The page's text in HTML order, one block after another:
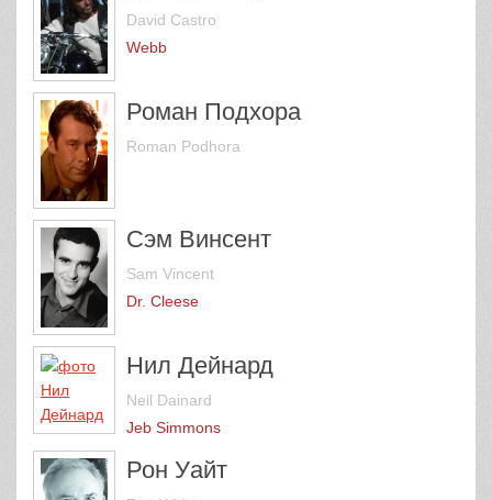
David Castro
Webb
Роман Подхора
Roman Podhora
Сэм Винсент
Sam Vincent
Dr. Cleese
Нил Дейнард
Neil Dainard
Jeb Simmons
Рон Уайт